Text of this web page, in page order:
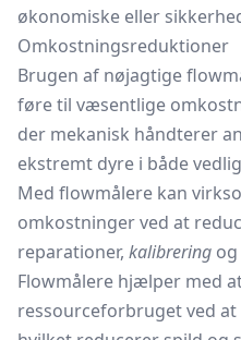
økonomiske eller
Omkostningsreduktioner
Brugen af nøjagtige
føre til væsentlige
der mekanisk håndterer
ekstremt dyre i både
Med flowmålere kan
omkostninger ved at
reparationer, kalibrering
Flowmålere hjælper med
ressourceforbruget ved